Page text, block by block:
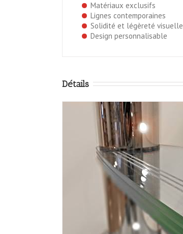
Matériaux exclusifs
Lignes contemporaines
Solidité et légèreté visuelle
Design personnalisable
Détails